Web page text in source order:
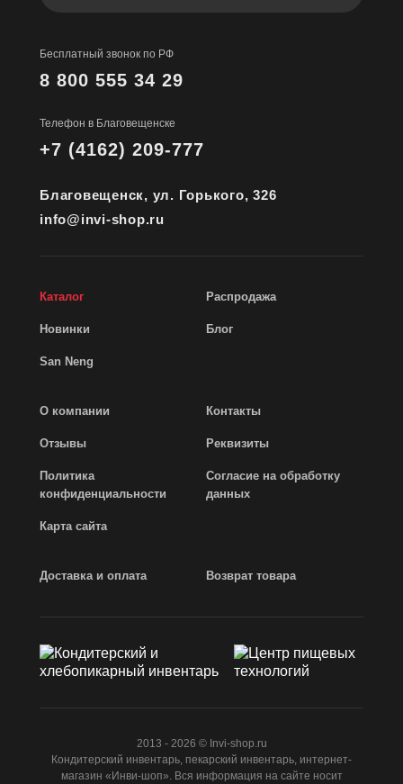
Бесплатный звонок по РФ
8 800 555 34 29
Телефон в Благовещенске
+7 (4162) 209-777
Благовещенск, ул. Горького, 326
info@invi-shop.ru
Каталог Распродажа
Новинки Блог
San Neng
О компании Контакты
Отзывы Реквизиты
Политика
конфиденциальности
Согласие на обработку
данных
Карта сайта
Доставка и оплата Возврат товара
2013 - 2026 © Invi-shop.ru
Кондитерский инвентарь, пекарский инвентарь, интернет-
магазин «Инви-шоп». Вся информация на сайте носит